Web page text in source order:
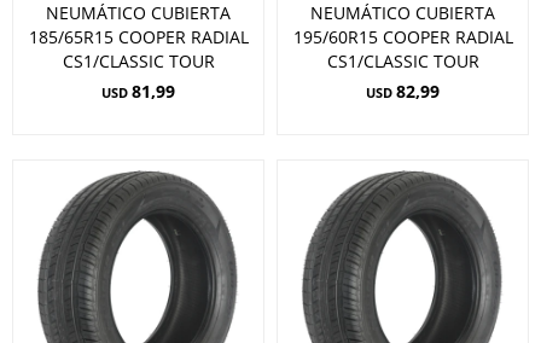
NEUMÁTICO CUBIERTA
185/65R15 COOPER RADIAL
CS1/CLASSIC TOUR
USD 81,99
NEUMÁTICO CUBIERTA
195/60R15 COOPER RADIAL
CS1/CLASSIC TOUR
USD 82,99